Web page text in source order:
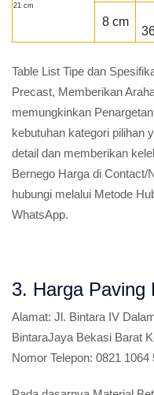
21 cm
8 cm
Table List Tipe dan
Precast, Memberikan
memungkinkan
kebutuhan kategori pilihan
detail dan memberikan
Bernego Harga di Contact/
hubungi melalui Metode
WhatsApp.
3. Harga Paving
Alamat: Jl. Bintara IV
BintaraJaya Bekasi Barat
Nomor Telepon: 0821 1064